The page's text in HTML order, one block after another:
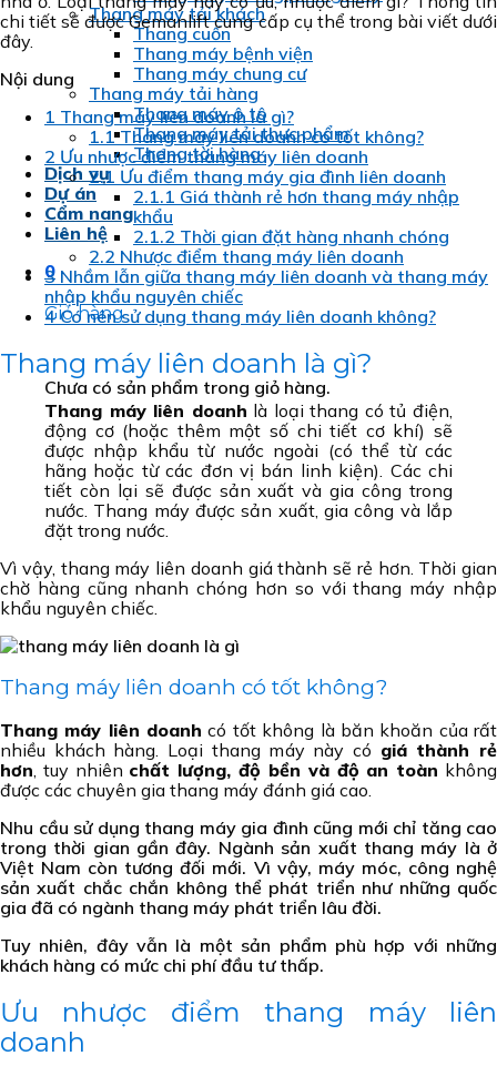
Thang máy tải khách
Thang cuốn
Thang máy bệnh viện
Thang máy chung cư
Thang máy tải hàng
Thang máy ô tô
Thang máy tải thực phẩm
Thang tời hàng
Dịch vụ
Dự án
Cẩm nang
Liên hệ
0
Giỏ hàng
Chưa có sản phẩm trong giỏ hàng.
chi tiết sẽ được Gemanlift cung cấp cụ thể trong bài viết dưới
đây.
Nội dung
1 Thang máy liên doanh là gì?
1.1Thang máy liên doanh có tốt không?
2 Ưu nhược điểm thang máy liên doanh
2.1 Ưu điểm thang máy gia đình liên doanh
2.1.1 Giá thành rẻ hơn thang máy nhập
khẩu
2.1.2 Thời gian đặt hàng nhanh chóng
2.2 Nhược điểm thang máy liên doanh
3 Nhầm lẫn giữa thang máy liên doanh và thang máy
nhập khẩu nguyên chiếc
4Có nên sử dụng thang máy liên doanh không?
Thang máy liên doanh là gì?
Thang máy liên doanh là loại thang có tủ điện,
động cơ (hoặc thêm một số chi tiết cơ khí) sẽ
được nhập khẩu từ nước ngoài (có thể từ các
hãng hoặc từ các đơn vị bán linh kiện). Các chi
tiết còn lại sẽ được sản xuất và gia công trong
nước. Thang máy được sản xuất, gia công và lắp
đặt trong nước.
Vì vậy, thang máy liên doanh giá thành sẽ rẻ hơn. Thời gian
chờ hàng cũng nhanh chóng hơn so với thang máy nhập
khẩu nguyên chiếc.
Thang máy liên doanh có tốt không?
Thang máy liên doanh có tốt không là băn khoăn của rất
nhiều khách hàng. Loại thang máy này có giá thành rẻ
hơn, tuy nhiên chất lượng, độ bền và độ an toàn không
được các chuyên gia thang máy đánh giá cao.
Nhu cầu sử dụng thang máy gia đình cũng mới chỉ tăng cao
trong thời gian gần đây. Ngành sản xuất thang máy là ở
Việt Nam còn tương đối mới. Vì vậy, máy móc, công nghệ
sản xuất chắc chắn không thể phát triển như những quốc
gia đã có ngành thang máy phát triển lâu đời.
Tuy nhiên, đây vẫn là một sản phẩm phù hợp với những
khách hàng có mức chi phí đầu tư thấp.
Ưu nhược điểm thang máy liên
doanh